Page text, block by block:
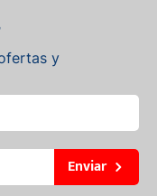
y
Enviar